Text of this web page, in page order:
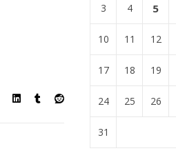
3 4 5
10 11 12
17 18 19
24 25 26
31